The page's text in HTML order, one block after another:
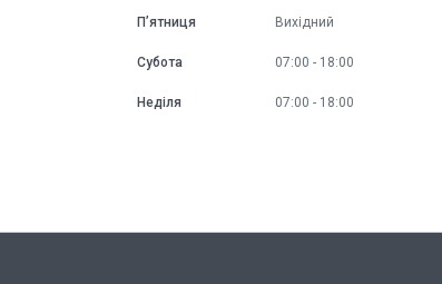
Пʼятниця Вихідний
Субота 07:00 18:00
Неділя 07:00 18:00